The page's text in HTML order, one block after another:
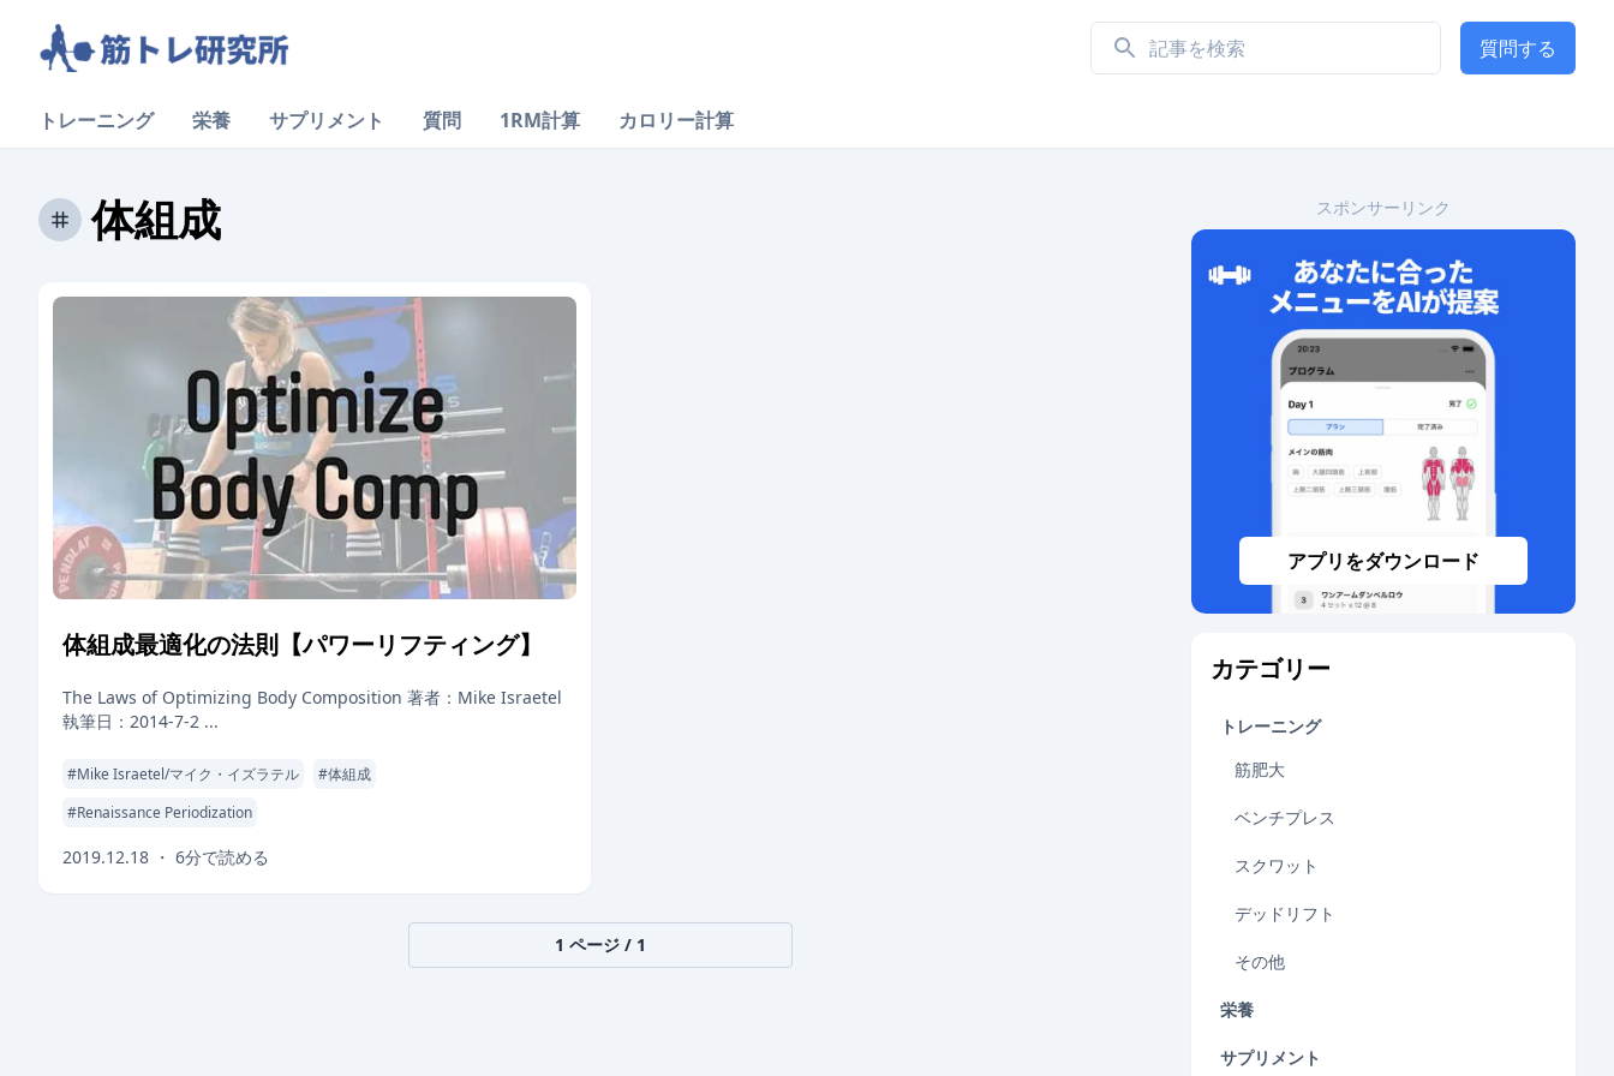
質問する
トレーニング 栄養 サプリメント 質問 1RM計算 カロリー計算
体組成
体組成最適化の法則【パワーリフティング】
The Laws of Optimizing Body Composition 著者：Mike Israetel
執筆日：2014-7-2 ...
#Mike Israetel/マイク・イズラテル #体組成
#Renaissance Periodization
2019.12.18 ・ 6分で読める
1 ページ / 1
スポンサーリンク
アプリをダウンロード
カテゴリー
トレーニング
筋肥大
ベンチプレス
スクワット
デッドリフト
その他
栄養
サプリメント